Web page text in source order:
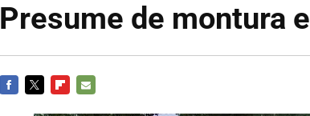
Presume de montura